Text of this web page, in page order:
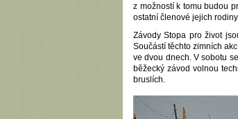
z možností k tomu budou
ostatní členové jejich rodiny.
Závody Stopa pro život
Součástí těchto zimních
ve dvou dnech. V sobotu
běžecký závod volnou
bruslích.